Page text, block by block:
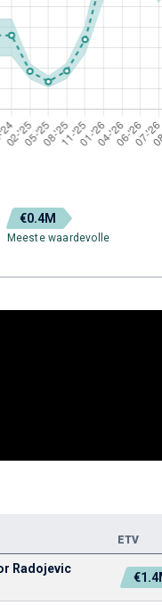
€0.4M
Meeste waardevolle
ETV
Radojevic